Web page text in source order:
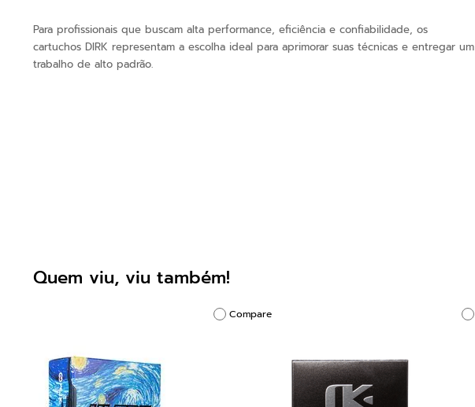
Para profissionais que buscam alta performance, eficiência e confiabilidade, os
cartuchos DIRK representam a escolha ideal para aprimorar suas técnicas e entregar um
trabalho de alto padrão.
Quem viu, viu também!
Compare